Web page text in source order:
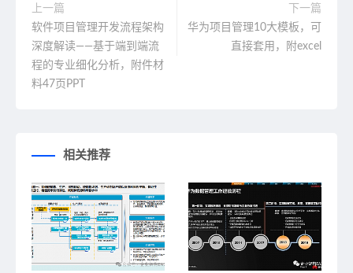
上一篇
软件项目管理开发流程架构
深度解读——基于端到端流
程的专业细化分析，附件材
料47页PPT
下一篇
华为项目管理10大模板，可
直接套用，附excel
相关推荐